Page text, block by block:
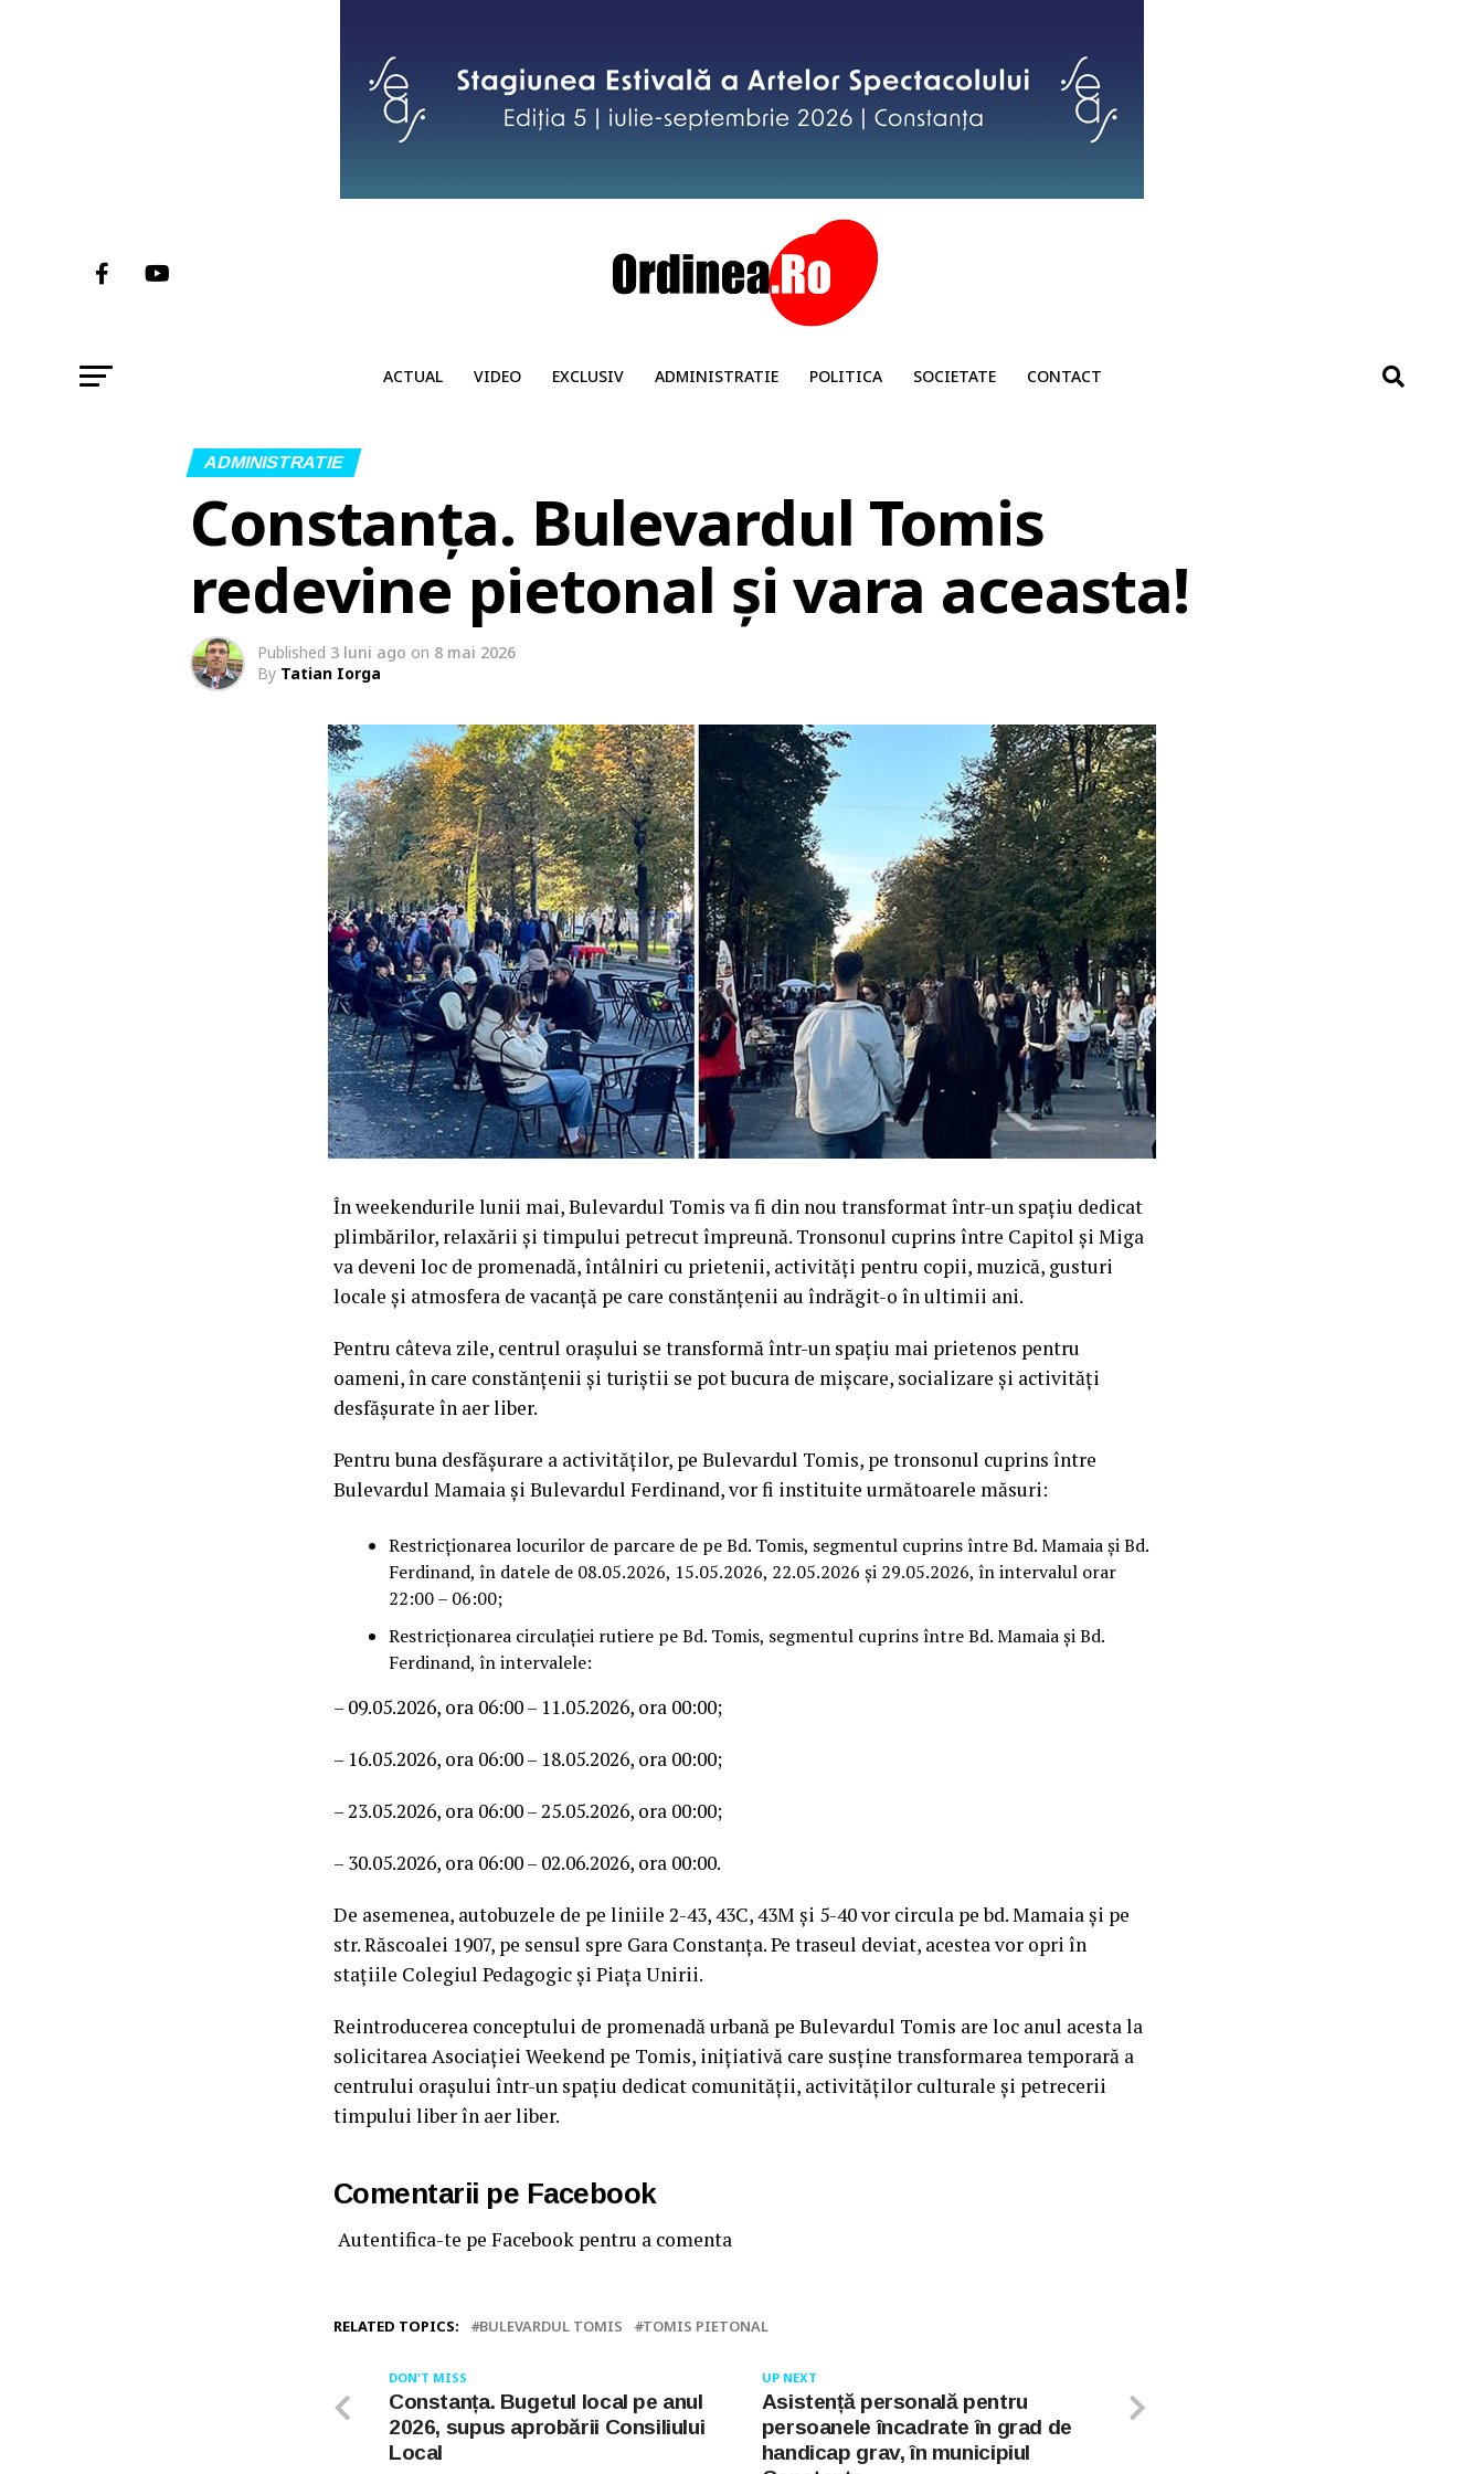
ACTUAL VIDEO EXCLUSIV ADMINISTRATIE POLITICA SOCIETATE CONTACT
ADMINISTRATIE
Constanța. Bulevardul Tomis
redevine pietonal și vara aceasta!
Published 3 luni ago on 8 mai 2026
By Tatian Iorga
În weekendurile lunii mai, Bulevardul Tomis va fi din nou transformat într-un spațiu dedicat
plimbărilor, relaxării și timpului petrecut împreună. Tronsonul cuprins între Capitol și Miga
va deveni loc de promenadă, întâlniri cu prietenii, activități pentru copii, muzică, gusturi
locale și atmosfera de vacanță pe care constănțenii au îndrăgit-o în ultimii ani.
Pentru câteva zile, centrul orașului se transformă într-un spațiu mai prietenos pentru
oameni, în care constănțenii și turiștii se pot bucura de mișcare, socializare și activități
desfășurate în aer liber.
Pentru buna desfășurare a activităților, pe Bulevardul Tomis, pe tronsonul cuprins între
Bulevardul Mamaia și Bulevardul Ferdinand, vor fi instituite următoarele măsuri:
Restricționarea locurilor de parcare de pe Bd. Tomis, segmentul cuprins între Bd. Mamaia și Bd.
Ferdinand, în datele de 08.05.2026, 15.05.2026, 22.05.2026 și 29.05.2026, în intervalul orar
22:00 – 06:00;
Restricționarea circulației rutiere pe Bd. Tomis, segmentul cuprins între Bd. Mamaia și Bd.
Ferdinand, în intervalele:
– 09.05.2026, ora 06:00 – 11.05.2026, ora 00:00;
– 16.05.2026, ora 06:00 – 18.05.2026, ora 00:00;
– 23.05.2026, ora 06:00 – 25.05.2026, ora 00:00;
– 30.05.2026, ora 06:00 – 02.06.2026, ora 00:00.
De asemenea, autobuzele de pe liniile 2-43, 43C, 43M și 5-40 vor circula pe bd. Mamaia și pe
str. Răscoalei 1907, pe sensul spre Gara Constanța. Pe traseul deviat, acestea vor opri în
stațiile Colegiul Pedagogic și Piața Unirii.
Reintroducerea conceptului de promenadă urbană pe Bulevardul Tomis are loc anul acesta la
solicitarea Asociației Weekend pe Tomis, inițiativă care susține transformarea temporară a
centrului orașului într-un spațiu dedicat comunității, activităților culturale și petrecerii
timpului liber în aer liber.
Comentarii pe Facebook
Autentifica-te pe Facebook pentru a comenta
RELATED TOPICS: BULEVARDUL TOMIS TOMIS PIETONAL
UP NEXT
Asistență personală pentru
persoanele încadrate în grad de
handicap grav, în municipiul
DON'T MISS
Constanța. Bugetul local pe anul
2026, supus aprobării Consiliului
Local